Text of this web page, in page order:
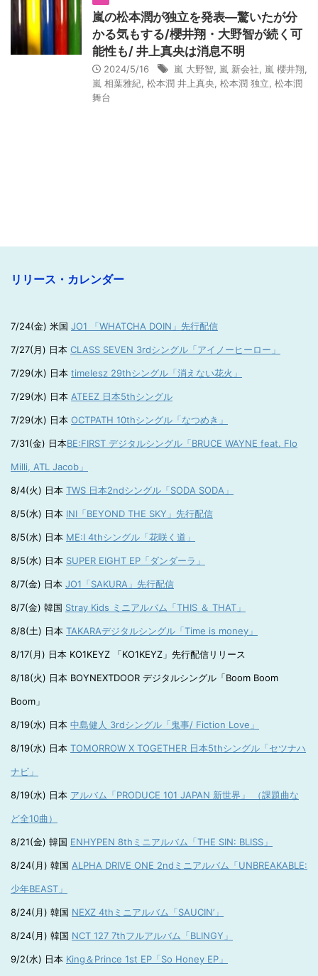
嵐の松本潤が独立を発表―驚いたが分
かる気もする/櫻井翔・大野智が続く可
能性も/ 井上真央は消息不明
2024/5/16 嵐 大野智 嵐 新会社 嵐 櫻井翔
嵐 相葉雅紀 松本潤 井上真央 松本潤 独立 松本潤
舞台
リリース・カレンダー
7/24(金) 米国 JO1 「WHATCHA DOIN」先行配信
7/27(月) 日本 CLASS SEVEN 3rdシングル「アイノーヒーロー」
7/29(水) 日本 timelesz 29thシングル「消えない花火」
7/29(水) 日本 ATEEZ 日本5thシングル
7/29(水) 日本 OCTPATH 10thシングル「なつめき」
7/31(金) 日本BE:FIRST デジタルシングル「BRUCE WAYNE feat. Flo
Milli, ATL Jacob」
8/4(火) 日本 TWS 日本2ndシングル「SODA SODA」
8/5(水) 日本 INI「BEYOND THE SKY」先行配信
8/5(水) 日本 ME:I 4thシングル「花咲く道」
8/5(水) 日本 SUPER EIGHT EP「ダンダーラ」
8/7(金) 日本 JO1「SAKURA」先行配信
8/7(金) 韓国 Stray Kids ミニアルバム「THIS ＆ THAT」
8/8(土) 日本 TAKARAデジタルシングル「Time is money」
8/17(月) 日本 KO1KEYZ 「KO1KEYZ」先行配信リリース
8/18(火) 日本 BOYNEXTDOOR デジタルシングル「Boom Boom
Boom」
8/19(水) 日本 中島健人 3rdシングル「鬼事/ Fiction Love」
8/19(水) 日本 TOMORROW X TOGETHER 日本5thシングル「セツナハ
ナビ」
8/19(水) 日本 アルバム「PRODUCE 101 JAPAN 新世界」 （課題曲な
ど全10曲）
8/21(金) 韓国 ENHYPEN 8thミニアルバム「THE SIN: BLISS」
8/24(月) 韓国 ALPHA DRIVE ONE 2ndミニアルバム「UNBREAKABLE:
少年BEAST」
8/24(月) 韓国 NEXZ 4thミニアルバム「SAUCIN’」
8/24(月) 韓国 NCT 127 7thフルアルバム「BLINGY」
9/2(水) 日本 King＆Prince 1st EP「So Honey EP」